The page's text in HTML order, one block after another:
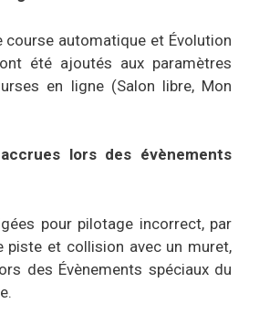
course automatique et Évolution
été ajoutés aux paramètres
en ligne (Salon libre, Mon
lors des évènements
pour pilotage incorrect, par
piste et collision avec un muret,
des Évènements spéciaux du